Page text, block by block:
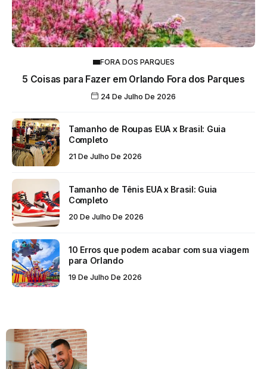
FORA DOS PARQUES
5 Coisas para Fazer em Orlando Fora dos Parques
24 De Julho De 2026
Tamanho de Roupas EUA x Brasil: Guia
Completo
21 De Julho De 2026
Tamanho de Tênis EUA x Brasil: Guia
Completo
20 De Julho De 2026
10 Erros que podem acabar com sua viagem
para Orlando
19 De Julho De 2026